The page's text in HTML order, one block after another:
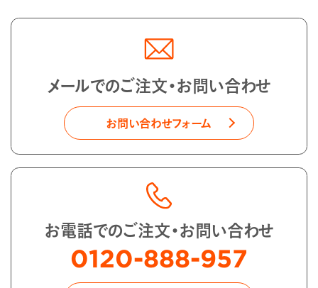
メールでのご注文・お問い合わせ
お問い合わせフォーム
お電話でのご注文・お問い合わせ
0120-888-957